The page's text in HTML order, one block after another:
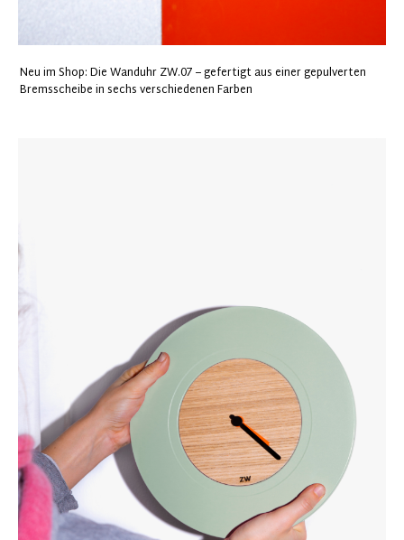
Neu im Shop: Die Wanduhr ZW.07 – gefertigt aus einer gepulverten
Bremsscheibe in sechs verschiedenen Farben